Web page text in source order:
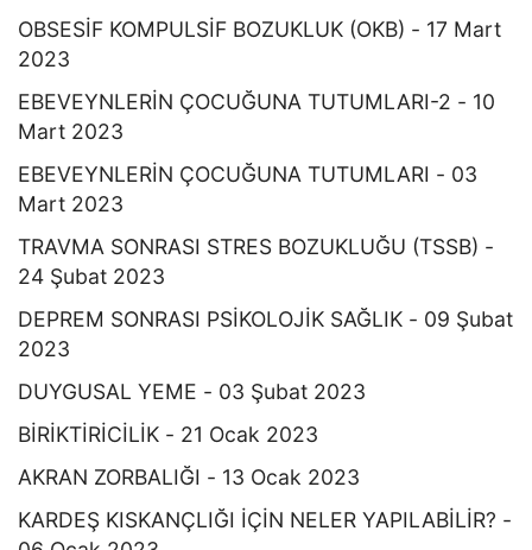
OBSESİF KOMPULSİF BOZUKLUK (OKB) - 17 Mart
2023
EBEVEYNLERİN ÇOCUĞUNA TUTUMLARI-2 - 10
Mart 2023
EBEVEYNLERİN ÇOCUĞUNA TUTUMLARI - 03
Mart 2023
TRAVMA SONRASI STRES BOZUKLUĞU (TSSB) -
24 Şubat 2023
DEPREM SONRASI PSİKOLOJİK SAĞLIK - 09 Şubat
2023
DUYGUSAL YEME - 03 Şubat 2023
BİRİKTİRİCİLİK - 21 Ocak 2023
AKRAN ZORBALIĞI - 13 Ocak 2023
KARDEŞ KISKANÇLIĞI İÇİN NELER YAPILABİLİR? -